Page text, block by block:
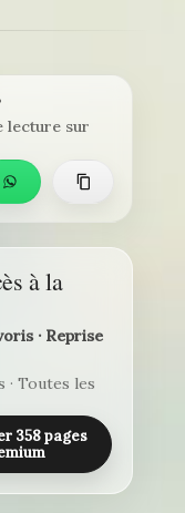
lecture sur
à la
· Reprise
· Toutes les
358 pages